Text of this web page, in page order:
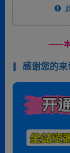
------
感谢您的来